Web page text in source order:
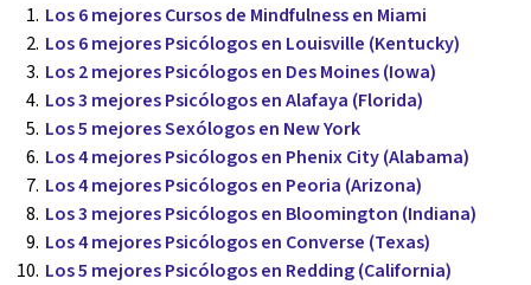
Los 6 mejores Cursos de Mindfulness en Miami
Los 6 mejores Psicólogos en Louisville (Kentucky)
Los 2 mejores Psicólogos en Des Moines (Iowa)
Los 3 mejores Psicólogos en Alafaya (Florida)
Los 5 mejores Sexólogos en New York
Los 4 mejores Psicólogos en Phenix City (Alabama)
Los 4 mejores Psicólogos en Peoria (Arizona)
Los 3 mejores Psicólogos en Bloomington (Indiana)
Los 4 mejores Psicólogos en Converse (Texas)
Los 5 mejores Psicólogos en Redding (California)